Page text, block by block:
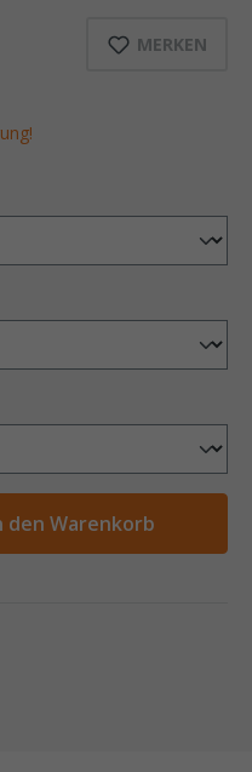
MERKEN
den Warenkorb